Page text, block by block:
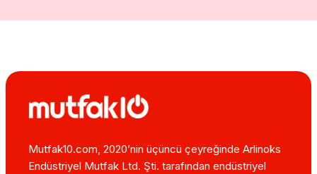
Mutfak10.com, 2020’nin üçüncü çeyreğinde Arlinoks
Endüstriyel Mutfak Ltd. Şti. tarafından endüstriyel